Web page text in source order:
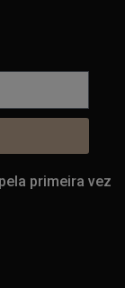
primeira vez